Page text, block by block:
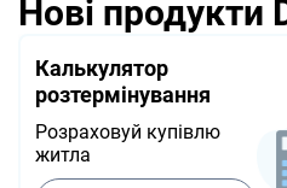
Нові продукти
Калькулятор
розтермінування
Розраховуй купівлю
житла